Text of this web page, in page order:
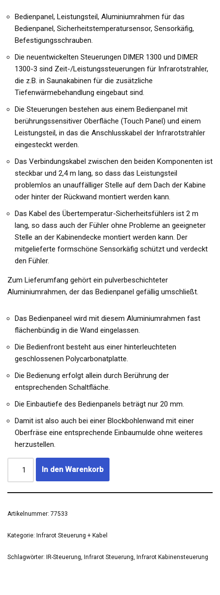
Bedienpanel, Leistungsteil, Aluminiumrahmen für das
Bedienpanel, Sicherheitstemperatursensor, Sensorkäfig,
Befestigungsschrauben.
Die neuentwickelten Steuerungen DIMER 1300 und DIMER
1300-3 sind Zeit-/Leistungssteuerungen für Infrarotstrahler,
die z.B. in Saunakabinen für die zusätzliche
Tiefenwärmebehandlung eingebaut sind.
Die Steuerungen bestehen aus einem Bedienpanel mit
berührungssensitiver Oberfläche (Touch Panel) und einem
Leistungsteil, in das die Anschlusskabel der Infrarotstrahler
eingesteckt werden.
Das Verbindungskabel zwischen den beiden Komponenten ist
steckbar und 2,4 m lang, so dass das Leistungsteil
problemlos an unauffälliger Stelle auf dem Dach der Kabine
oder hinter der Rückwand montiert werden kann.
Das Kabel des Übertemperatur-Sicherheitsfühlers ist 2 m
lang, so dass auch der Fühler ohne Probleme an geeigneter
Stelle an der Kabinendecke montiert werden kann. Der
mitgelieferte formschöne Sensorkäfig schützt und verdeckt
den Fühler.
Zum Lieferumfang gehört ein pulverbeschichteter
Aluminiumrahmen, der das Bedienpanel gefällig umschließt.
Das Bedienpaneel wird mit diesem Aluminiumrahmen fast
flächenbündig in die Wand eingelassen.
Die Bedienfront besteht aus einer hinterleuchteten
geschlossenen Polycarbonatplatte.
Die Bedienung erfolgt allein durch Berührung der
entsprechenden Schaltfläche.
Die Einbautiefe des Bedienpanels beträgt nur 20 mm.
Damit ist also auch bei einer Blockbohlenwand mit einer
Oberfräse eine entsprechende Einbaumulde ohne weiteres
herzustellen.
In den Warenkorb
Artikelnummer: 77533
Kategorie: Infrarot Steuerung + Kabel
Schlagwörter: IR-Steuerung Infrarot Steuerung Infrarot Kabinensteuerung